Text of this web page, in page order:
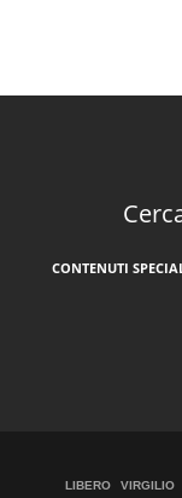
CONTENUTI
LIBERO VIRGILIO